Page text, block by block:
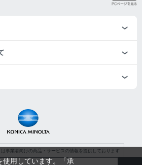
事業者向けの商品・サービスの情報を提供しております
用しています。「承